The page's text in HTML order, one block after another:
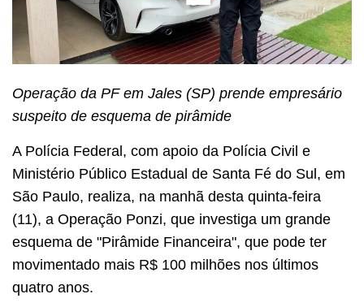
Operação da PF em Jales (SP) prende empresário
suspeito de esquema de pirâmide
A Polícia Federal, com apoio da Polícia Civil e
Ministério Público Estadual de Santa Fé do Sul, em
São Paulo, realiza, na manhã desta quinta-feira
(11), a Operação Ponzi, que investiga um grande
esquema de "Pirâmide Financeira", que pode ter
movimentado mais R$ 100 milhões nos últimos
quatro anos.